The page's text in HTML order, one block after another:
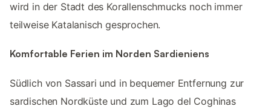
wird in der Stadt des Korallenschmucks noch immer
teilweise Katalanisch gesprochen.
Komfortable Ferien im Norden Sardieniens
Südlich von Sassari und in bequemer Entfernung zur
sardischen Nordküste und zum Lago del Coghinas